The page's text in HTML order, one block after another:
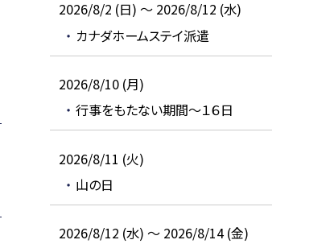
2026/8/2 (日) ～ 2026/8/12 (水)
カナダホームステイ派遣
2026/8/10 (月)
行事をもたない期間～１６日
2026/8/11 (火)
山の日
2026/8/12 (水) ～ 2026/8/14 (金)